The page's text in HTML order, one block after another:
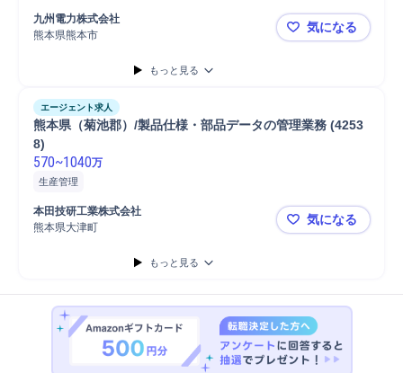
九州電力株式会社
熊本県熊本市
熊本/事務系
気になる
もっと見る
エージェント求人
熊本県（菊池郡）/製品仕様・部品データの管理業務 (4253
8)
570~1040万
生産管理
本田技研工業株式会社
熊本県大津町
熊本県（菊
気になる
もっと見る